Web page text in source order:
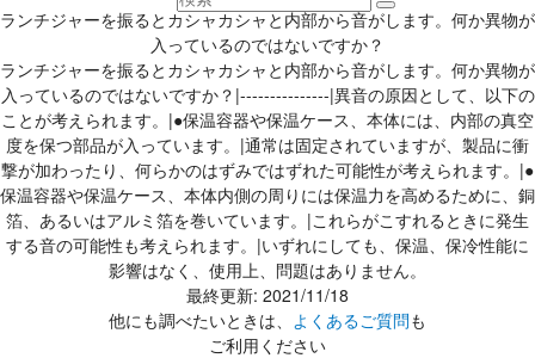
ランチジャーを振るとカシャカシャと内部から音がします。何か異物が
入っているのではないですか？
ランチジャーを振るとカシャカシャと内部から音がします。何か異物が
入っているのではないですか？|---------------|異音の原因として、以下の
ことが考えられます。|●保温容器や保温ケース、本体には、内部の真空
度を保つ部品が入っています。|通常は固定されていますが、製品に衝
撃が加わったり、何らかのはずみではずれた可能性が考えられます。|●
保温容器や保温ケース、本体内側の周りには保温力を高めるために、銅
箔、あるいはアルミ箔を巻いています。|これらがこすれるときに発生
する音の可能性も考えられます。|いずれにしても、保温、保冷性能に
影響はなく、使用上、問題はありません。
最終更新: 2021/11/18
他にも調べたいときは、 よくあるご質問も
ご利用ください